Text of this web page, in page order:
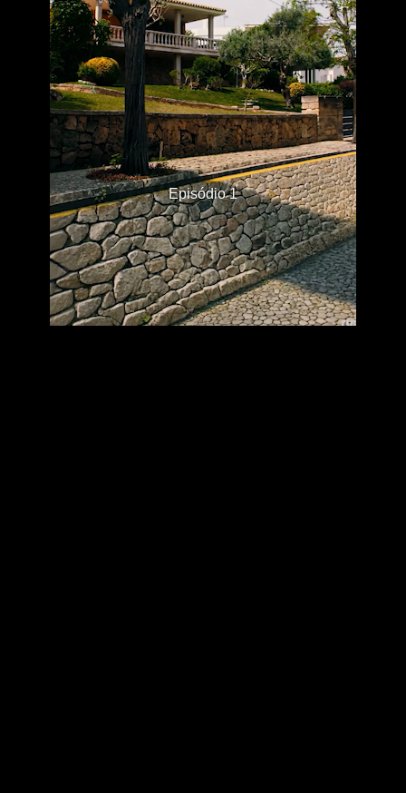
Episódio 1